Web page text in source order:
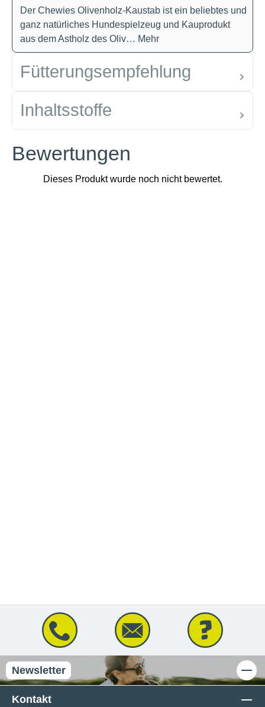
Der Chewies Olivenholz-Kaustab ist ein beliebtes und
ganz natürliches Hundespielzeug und Kauprodukt
aus dem Astholz des Oliv… Mehr
Fütterungsempfehlung
Inhaltsstoffe
Bewertungen
Newsletter
Kontakt